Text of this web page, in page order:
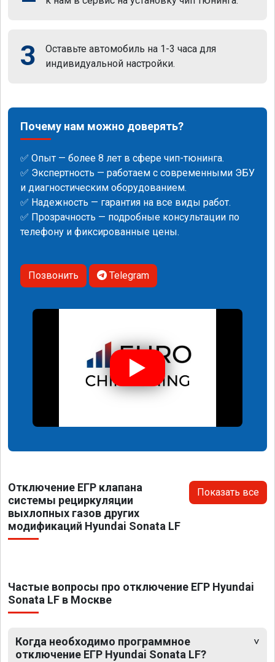
3
Оставьте автомобиль на 1-3 часа для
индивидуальной настройки.
Почему нам можно доверять?
✅ Опыт — более 8 лет в сфере чип-тюнинга.
✅ Экспертность — работаем с современными ЭБУ
и диагностическим оборудованием.
✅ Надежность — гарантия на все виды работ.
✅ Прозрачность — подробные консультации по
телефону и фиксированные цены.
Позвонить Telegram
Отключение ЕГР клапана
системы рециркуляции
выхлопных газов других
модификаций Hyundai Sonata LF
Показать все
Частые вопросы про отключение ЕГР Hyundai
Sonata LF в Москве
Когда необходимо программное
отключение ЕГР Hyundai Sonata LF?